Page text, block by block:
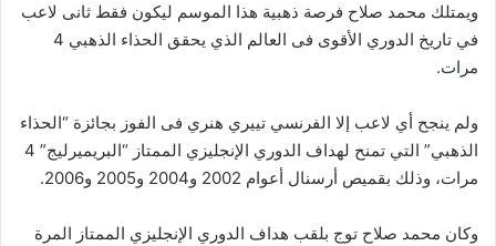
ويمتلك محمد صلاح فرصة ذهبية هذا الموسم ليكون فقط ثانى لاعب
في تاريخ الدوري الأقوى فى العالم الذي يحقق الحذاء الذهبي 4
مرات.
ولم ينجح أي لاعب إلا الفرنسي تييري هنري فى الفوز بجائزة “الحذاء
الذهبي” التي تمنح لهداف الدوري الإنجليزي الممتاز “البريميرليج” 4
مرات، وذلك بقميص أرسنال أعوام 2002 و2004 و2005 و2006.
وكان محمد صلاح توج بلقب هداف الدوري الإنجليزي الممتاز المرة